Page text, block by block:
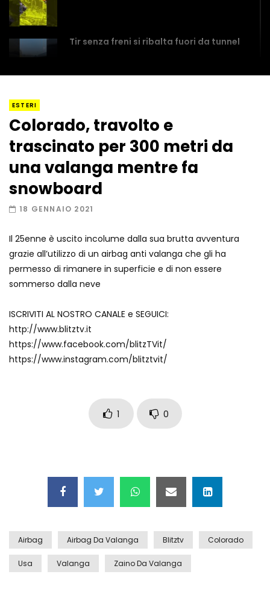
Tir senza freni si ribalta fuori da tunnel
Amiocuggino fa saltare in aria il drone
Due navi USA si scontrano in mare
Auto coperta dal letame dopo
incidente
Nei casinò arriva il cambio oro
automatico
ESTERI
Colorado, travolto e
trascinato per 300 metri da
una valanga mentre fa
snowboard
18 GENNAIO 2021
Il 25enne è uscito incolume dalla sua brutta avventura
grazie all’utilizzo di un airbag anti valanga che gli ha
permesso di rimanere in superficie e di non essere
sommerso dalla neve
ISCRIVITI AL NOSTRO CANALE e SEGUICI:
http://www.blitztv.it
https://www.facebook.com/blitzTVit/
https://www.instagram.com/blitztvit/
1 0
Airbag Airbag Da Valanga Blitztv Colorado
Usa Valanga Zaino Da Valanga